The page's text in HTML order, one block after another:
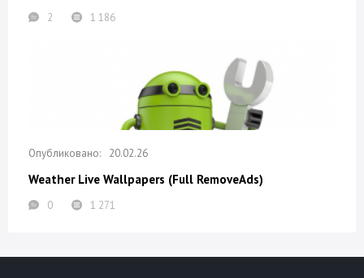
2 1 186
20.02.26
Weather Live Wallpapers (Full RemoveAds)
0 1 271